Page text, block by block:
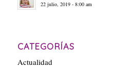
22 julio, 2019 - 8:00 am
CATEGORÍAS
Actualidad